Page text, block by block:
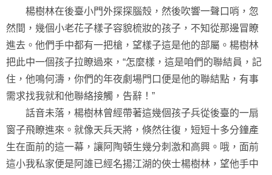
楊樹林在後臺小門外探探腦殼，然後吹響一聲口哨，忽
然間，幾個小老花子樣子容貌梳妝的孩子，不知從那邊冒瞭
進去。他們手中都有一把槍，望樣子這是他的部屬。楊樹林
把此中一個孩子拉瞭過來，“怎麼樣，這是咱們的聯結員，記
住，他鳴何濤，你們的年夜劇場門口便是他的聯結點，有事
需求找我就和他聯絡接觸，告辭！”
話音未落，楊樹林曾經帶著這幾個孩子兵從後臺的一扇
窗子飛瞭進來。就像天兵天將，倏然往復，短短十多分鐘產
生在面前的這一幕，讓阿陶頓生幾分刺激和高興。哦，面前
這小我私家便是阿誰已經名揚江湖的俠士楊樹林，望他手中